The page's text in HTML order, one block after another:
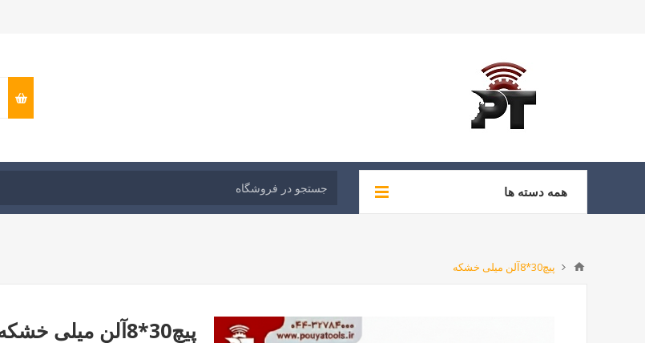
همه دسته ها
پیچ30*8آلن میلی خشکه
پیچ30*8آلن میلی خشکه